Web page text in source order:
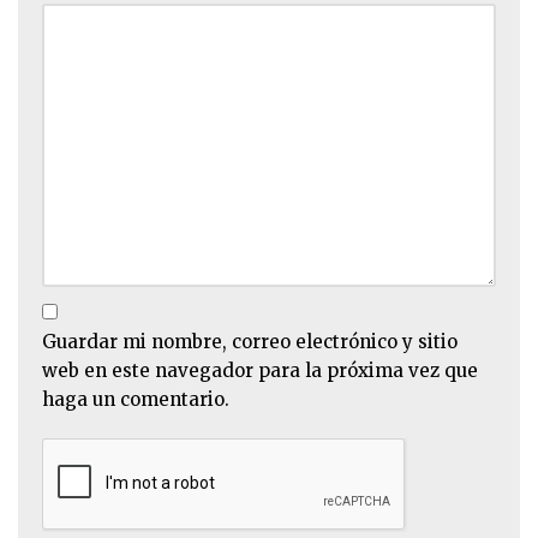
Guardar mi nombre, correo electrónico y sitio
web en este navegador para la próxima vez que
haga un comentario.